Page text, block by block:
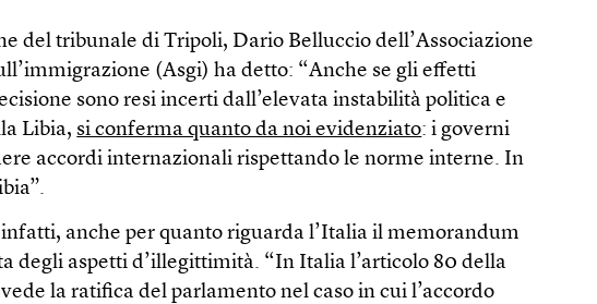
del tribunale di Tripoli, Dario Belluccio dell’Associazione
(Asgi) ha detto: “Anche se gli effetti
sono resi incerti dall’elevata instabilità politica e
Libia, si conferma quanto da noi evidenziato: i governi
accordi internazionali rispettando le norme interne. In
infatti, anche per quanto riguarda l’Italia il memorandum
degli aspetti d’illegittimità. “In Italia l’articolo 80 della
la ratifica del parlamento nel caso in cui l’accordo